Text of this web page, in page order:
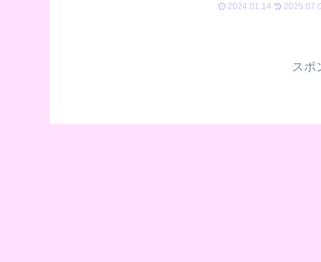
2024.01.14
スポ